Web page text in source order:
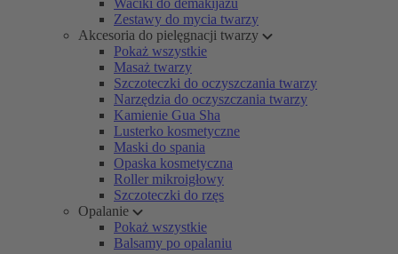
Waciki do demakijażu
Zestawy do mycia twarzy
Akcesoria do pielęgnacji twarzy
Pokaż wszystkie
Masaż twarzy
Szczoteczki do oczyszczania twarzy
Narzędzia do oczyszczania twarzy
Kamienie Gua Sha
Lusterko kosmetyczne
Maski do spania
Opaska kosmetyczna
Roller mikroigłowy
Szczoteczki do rzęs
Opalanie
Pokaż wszystkie
Balsamy po opalaniu